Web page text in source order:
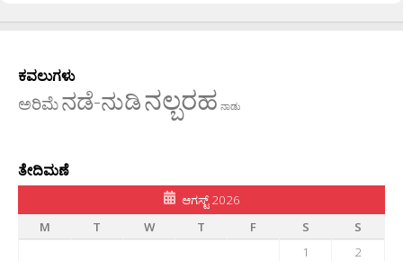
ಕವಲುಗಳು
ಅರಿಮೆನಡೆ-ನುಡಿನಲ್ಬರಹ ನಾಡು
ತೇದಿಮಣೆ
ಆಗಸ್ಟ್ 2026
M
T W T F S
S
1
2